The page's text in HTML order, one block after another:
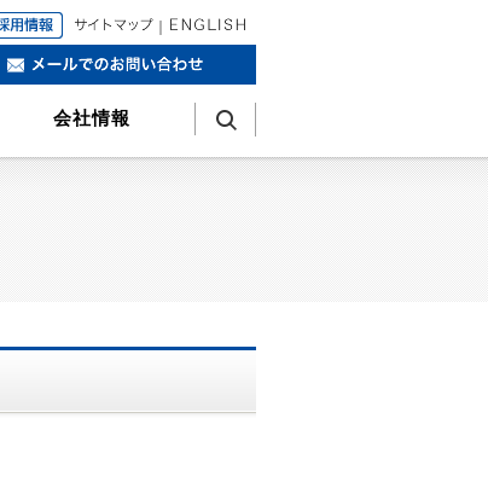
会社情報